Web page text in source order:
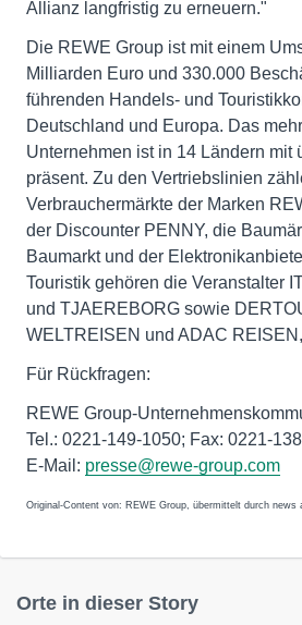
Allianz langfristig zu erneuern."
Die REWE Group ist mit einem
Milliarden Euro und 330.000
führenden Handels- und
Deutschland und Europa. Das
Unternehmen ist in 14 Ländern mit
präsent. Zu den Vertriebslinien
Verbrauchermärkte der Marken
der Discounter PENNY, die
Baumarkt und der
Touristik gehören die Veranstalter
und TJAEREBORG sowie
WELTREISEN und ADAC
Für Rückfragen:
REWE Group-
Tel.: 0221-149-1050; Fax: 0221-
E-Mail: presse@rewe-group.com
Original-Content von: REWE Group, übermittelt durch news
Orte in dieser Story